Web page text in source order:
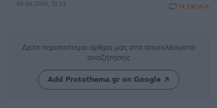
06.06.2026, 10:22 14 ΣΧΟΛΙΑ
Δείτε περισσότερα άρθρα μας στα αποτελέσματα
αναζήτησης
Add Protothema.gr on Google